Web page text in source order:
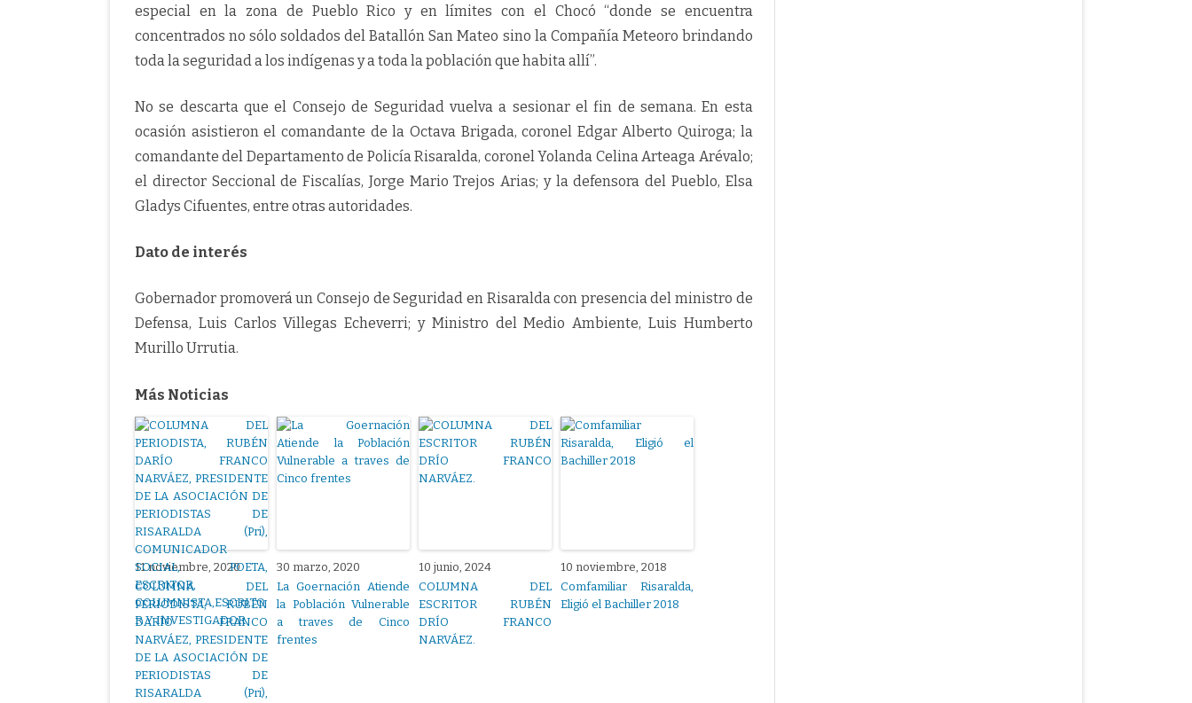
especial en la zona de Pueblo Rico y en límites con el Chocó “donde se encuentra
concentrados no sólo soldados del Batallón San Mateo sino la Compañía Meteoro brindando
toda la seguridad a los indígenas y a toda la población que habita allí”.
No se descarta que el Consejo de Seguridad vuelva a sesionar el fin de semana. En esta
ocasión asistieron el comandante de la Octava Brigada, coronel Edgar Alberto Quiroga; la
comandante del Departamento de Policía Risaralda, coronel Yolanda Celina Arteaga Arévalo;
el director Seccional de Fiscalías, Jorge Mario Trejos Arias; y la defensora del Pueblo, Elsa
Gladys Cifuentes, entre otras autoridades.
Dato de interés
Gobernador promoverá un Consejo de Seguridad en Risaralda con presencia del ministro de
Defensa, Luis Carlos Villegas Echeverri; y Ministro del Medio Ambiente, Luis Humberto
Murillo Urrutia.
Más Noticias
11 noviembre, 2020
COLUMNA DEL
PERIODISTA, RUBÉN
DARÍO FRANCO
NARVÁEZ, PRESIDENTE
DE LA ASOCIACIÓN DE
PERIODISTAS DE
RISARALDA (Pri),
30 marzo, 2020
La Goernación Atiende
la Población Vulnerable
a traves de Cinco
frentes
10 junio, 2024
COLUMNA DEL
ESCRITOR RUBÉN
DRÍO FRANCO
NARVÁEZ.
10 noviembre, 2018
Comfamiliar Risaralda,
Eligió el Bachiller 2018